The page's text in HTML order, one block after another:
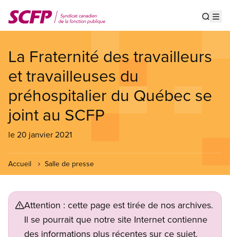
au
contenu
La Fraternité des travailleurs
et travailleuses du
préhospitalier du Québec se
joint au SCFP
le 20 janvier 2021
Accueil Salle de presse
Attention : cette page est tirée de nos archives.
Il se pourrait que notre site Internet contienne
des informations plus récentes sur ce sujet.